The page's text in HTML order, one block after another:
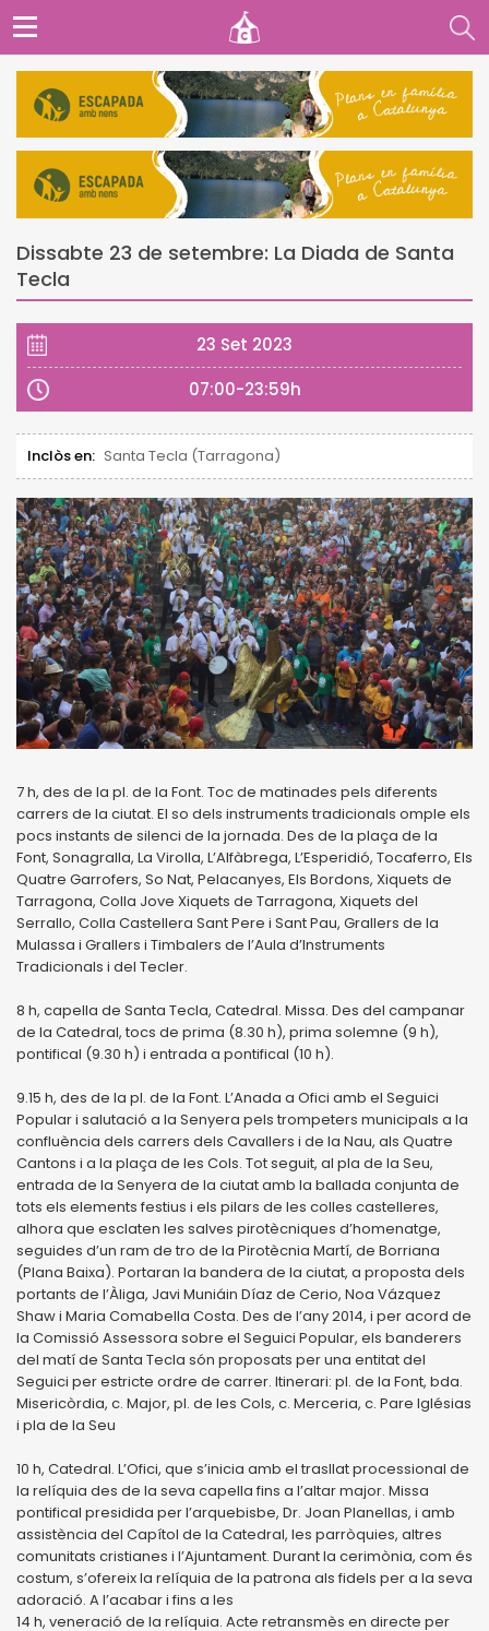
Dissabte 23 de setembre: La Diada de Santa
Tecla
23 Set 2023
07:00-23:59h
Inclòs en: Santa Tecla (Tarragona)
7 h, des de la pl. de la Font. Toc de matinades pels diferents
carrers de la ciutat. El so dels instruments tradicionals omple els
pocs instants de silenci de la jornada. Des de la plaça de la
Font, Sonagralla, La Virolla, L’Alfàbrega, L’Esperidió, Tocaferro, Els
Quatre Garrofers, So Nat, Pelacanyes, Els Bordons, Xiquets de
Tarragona, Colla Jove Xiquets de Tarragona, Xiquets del
Serrallo, Colla Castellera Sant Pere i Sant Pau, Grallers de la
Mulassa i Grallers i Timbalers de l’Aula d’Instruments
Tradicionals i del Tecler.
8 h, capella de Santa Tecla, Catedral. Missa. Des del campanar
de la Catedral, tocs de prima (8.30 h), prima solemne (9 h),
pontifical (9.30 h) i entrada a pontifical (10 h).
9.15 h, des de la pl. de la Font. L’Anada a Ofici amb el Seguici
Popular i salutació a la Senyera pels trompeters municipals a la
confluència dels carrers dels Cavallers i de la Nau, als Quatre
Cantons i a la plaça de les Cols. Tot seguit, al pla de la Seu,
entrada de la Senyera de la ciutat amb la ballada conjunta de
tots els elements festius i els pilars de les colles castelleres,
alhora que esclaten les salves pirotècniques d’homenatge,
seguides d’un ram de tro de la Pirotècnia Martí, de Borriana
(Plana Baixa). Portaran la bandera de la ciutat, a proposta dels
portants de l’Àliga, Javi Muniáin Díaz de Cerio, Noa Vázquez
Shaw i Maria Comabella Costa. Des de l’any 2014, i per acord de
la Comissió Assessora sobre el Seguici Popular, els banderers
del matí de Santa Tecla són proposats per una entitat del
Seguici per estricte ordre de carrer. Itinerari: pl. de la Font, bda.
Misericòrdia, c. Major, pl. de les Cols, c. Merceria, c. Pare Iglésias
i pla de la Seu
10 h, Catedral. L’Ofici, que s’inicia amb el trasllat processional de
la relíquia des de la seva capella fins a l’altar major. Missa
pontifical presidida per l’arquebisbe, Dr. Joan Planellas, i amb
assistència del Capítol de la Catedral, les parròquies, altres
comunitats cristianes i l’Ajuntament. Durant la cerimònia, com és
costum, s’ofereix la relíquia de la patrona als fidels per a la seva
adoració. A l’acabar i fins a les
14 h, veneració de la relíquia. Acte retransmès en directe per